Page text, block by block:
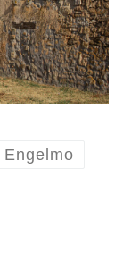
Engelmo